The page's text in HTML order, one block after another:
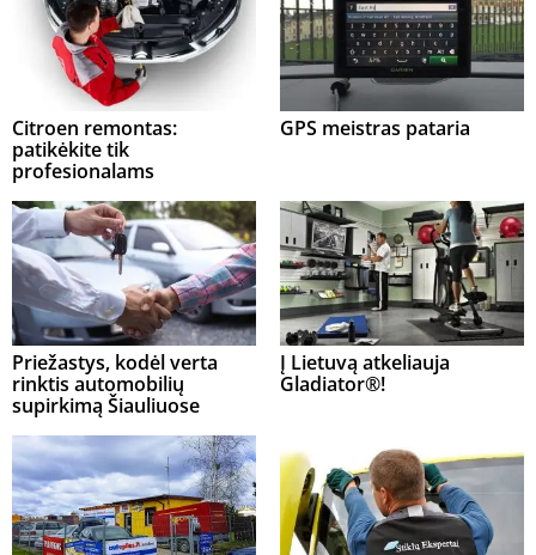
Citroen remontas:
patikėkite tik
profesionalams
GPS meistras pataria
Priežastys, kodėl verta
rinktis automobilių
supirkimą Šiauliuose
Į Lietuvą atkeliauja
Gladiator®!